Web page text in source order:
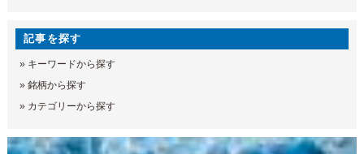
記事を探す
» キーワードから探す
» 銘柄から探す
» カテゴリーから探す